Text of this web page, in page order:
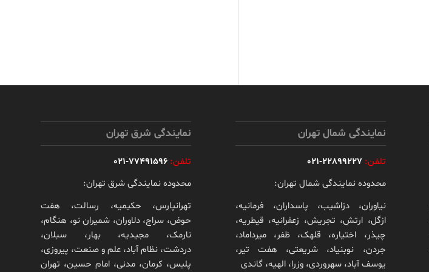
نمایندگی شمال تهران
تلفن:22899227-021
محدوده نمایندگی شمال تهران:
نیاوران، دزاشیب، پاسداران، فرمانیه،
ازگل، ارتش، تجریش، زعفرانیه، قیطریه،
چیذر، اختیاره، قلهک، ظفر، میرداماد،
جردن، نوبنیاد، شریعتی، هفت تیر،
یوسف آباد، سهروردی، وزرا، الهیه، گاندی
نمایندگی شرق تهران
تلفن: 77491596-021
محدوده نمایندگی شرق تهران:
تهرانپارس، حکیمیه، رسالت، هفت
حوض، سراج، دلاوران، شمیران نو، هنگام،
نارمک، مجیدیه، بهار، سبلان،
دردشت، نظام آباد، علم و صنعت، پیروزی،
پلیس، کرمان، مدنی، امام حسین، تهران